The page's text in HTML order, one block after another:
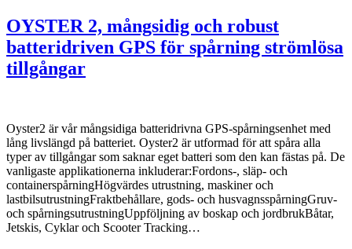
OYSTER 2, mångsidig och robust
batteridriven GPS för spårning strömlösa
tillgångar
Oyster2 är vår mångsidiga batteridrivna GPS-spårningsenhet med
lång livslängd på batteriet. Oyster2 är utformad för att spåra alla
typer av tillgångar som saknar eget batteri som den kan fästas på. De
vanligaste applikationerna inkluderar:Fordons-, släp- och
containerspårningHögvärdes utrustning, maskiner och
lastbilsutrustningFraktbehållare, gods- och husvagnsspårningGruv-
och spårningsutrustningUppföljning av boskap och jordbrukBåtar,
Jetskis, Cyklar och Scooter Tracking…